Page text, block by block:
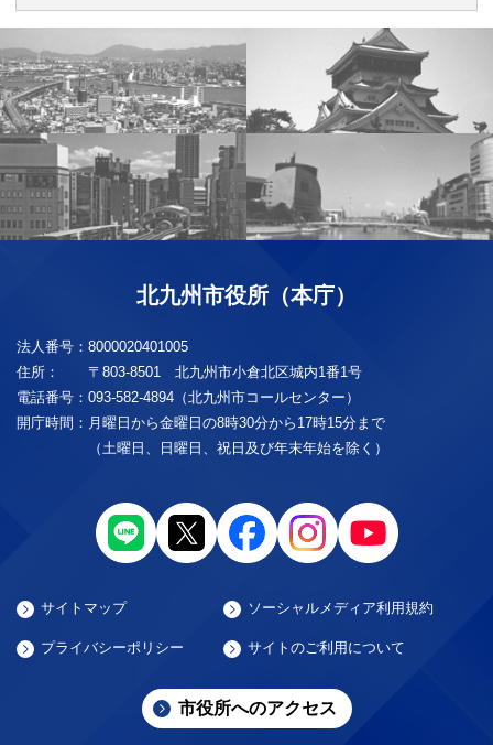
北九州市役所（本庁）
法人番号： 8000020401005
住所：
〒803-8501 北九州市小倉北区城内1番1号
電話番号： 093-582-4894（北九州市コールセンター）
開庁時間： 月曜日から金曜日の8時30分から17時15分まで
（土曜日、日曜日、祝日及び年末年始を除く）
サイトマップ ソーシャルメディア利用規約
プライバシーポリシー サイトのご利用について
市役所へのアクセス